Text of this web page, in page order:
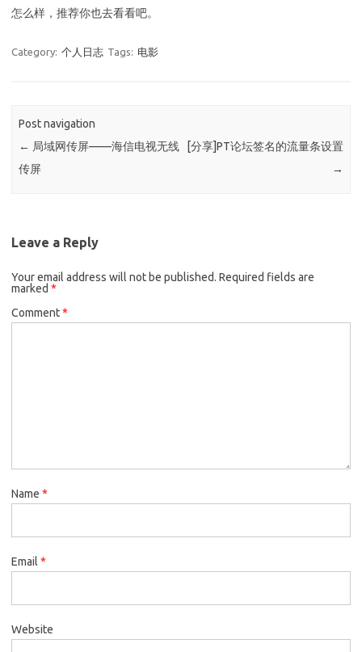
怎么样，推荐你也去看看吧。
Category: 个人日志 Tags: 电影
Post navigation
← 局域网传屏——海信电视无线
传屏
[分享]PT论坛签名的流量条设置
→
Leave a Reply
Your email address will not be published. Required fields are
marked *
Comment*
Name *
Email *
Website